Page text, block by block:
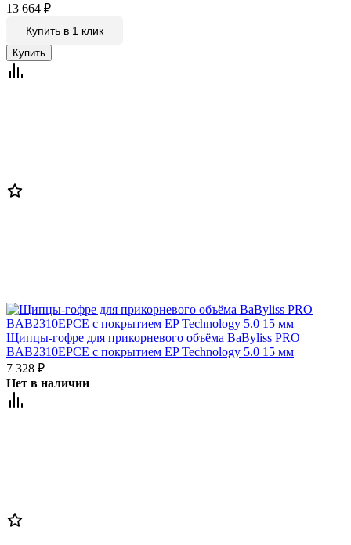
13 664 ₽
Купить в 1 клик
Щипцы-гофре для прикорневого объёма BaByliss PRO
BAB2310EPCE с покрытием EP Technology 5.0 15 мм
7 328 ₽
Нет в наличии